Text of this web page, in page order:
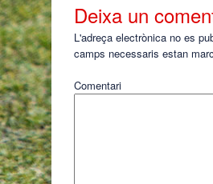
Deixa un
L'adreça electrònica no es
camps necessaris estan
Comentari